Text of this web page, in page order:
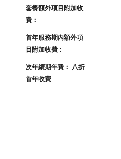
套餐額外項目附加收
費：
首年服務期內額外項
目附加收費：
次年續期年費： 八折
首年收費